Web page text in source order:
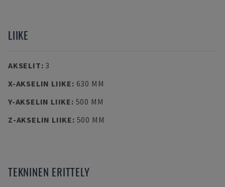
LIIKE
AKSELIT: 3
X-AKSELIN LIIKE: 630 MM
Y-AKSELIN LIIKE: 500 MM
Z-AKSELIN LIIKE: 500 MM
TEKNINEN ERITTELY